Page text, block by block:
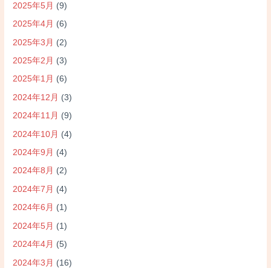
2025年5月 (9)
2025年4月 (6)
2025年3月 (2)
2025年2月 (3)
2025年1月 (6)
2024年12月 (3)
2024年11月 (9)
2024年10月 (4)
2024年9月 (4)
2024年8月 (2)
2024年7月 (4)
2024年6月 (1)
2024年5月 (1)
2024年4月 (5)
2024年3月 (16)